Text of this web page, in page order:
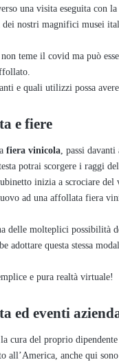
una visita eseguita con
dei nostri magnifici musei
teme il covid ma può
e quali utilizzi possa
e fiere
fiera vinicola, passi
potrai scorgere i raggi
inizia a scrociare del
ad una affollata fiera
delle molteplici possibilità
adottare questa stessa
e pura realtà virtuale!
ed eventi
cura del proprio
all’America, anche qui